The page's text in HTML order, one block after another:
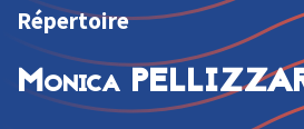
Répertoire
Monica